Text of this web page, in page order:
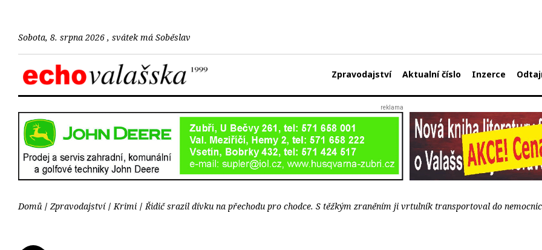
Sobota, 8. srpna 2026 , svátek má Soběslav
Zpravodajství Aktualní číslo Inzerce
Domů Zpravodajství Krimi Řidič srazil dívku na přechodu pro chodce. S těžkým zraněním ji vrtulník transportoval do